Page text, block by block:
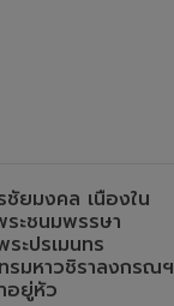
ยมงคล เนื่องใน
ระชนมพรรษา
ะปรเมนทร
รมหาวชิราลงกรณฯ
อยู่หัว